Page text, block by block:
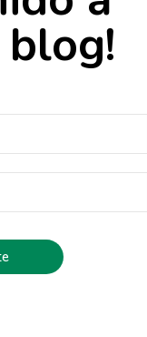
cuando
directamente en
muy estrictas
lo hacemos
la vida útil del
el fabricante. En
en tiempo y
100%
equipos y la